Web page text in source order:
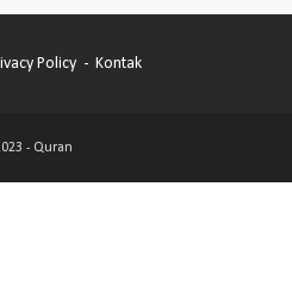
Policy Kontak
- Quran